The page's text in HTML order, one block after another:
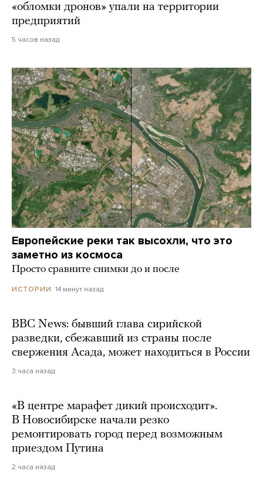
«обломки дронов» упали на территории
предприятий
5 часов назад
Европейские реки так высохли, что это
заметно из космоса
Просто сравните снимки до и после
ИСТОРИИ 14 минут назад
BBC News: бывший глава сирийской
разведки, сбежавший из страны после
свержения Асада, может находиться в России
3 часа назад
«В центре марафет дикий происходит».
В Новосибирске начали резко
ремонтировать город перед возможным
приездом Путина
2 часа назад